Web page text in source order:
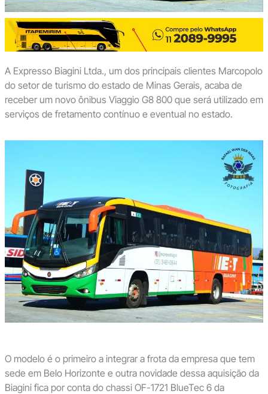
A Expresso Biagini Ltda., um dos principais clientes Marcopolo
do setor de turismo do estado de Minas Gerais, acaba de
receber um novo ônibus Viaggio G8 800 que será utilizado em
serviços de fretamento contínuo e eventual no estado.
O modelo é o primeiro a integrar a frota da empresa que tem
sede em Belo Horizonte e outra novidade dessa aquisição da
Biagini fica por conta do chassi OF-1721 BlueTec 6 da